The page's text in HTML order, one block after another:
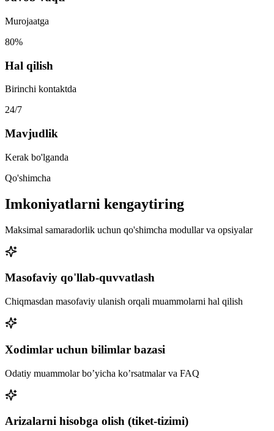
Murojaatga
80%
Hal qilish
Birinchi kontaktda
24/7
Mavjudlik
Kerak bo'lganda
Qo'shimcha
Imkoniyatlarni kengaytiring
Maksimal samaradorlik uchun qo'shimcha modullar va opsiyalar
Masofaviy qo'llab-quvvatlash
Chiqmasdan masofaviy ulanish orqali muammolarni hal qilish
Xodimlar uchun bilimlar bazasi
Odatiy muammolar bo’yicha ko’rsatmalar va FAQ
Arizalarni hisobga olish (tiket-tizimi)